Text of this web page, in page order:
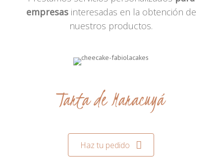
empresasinteresadas en la obtención de
nuestros productos.
Tarta de Maracuyá
Haz tu pedido